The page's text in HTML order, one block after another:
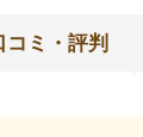
ミ・評判